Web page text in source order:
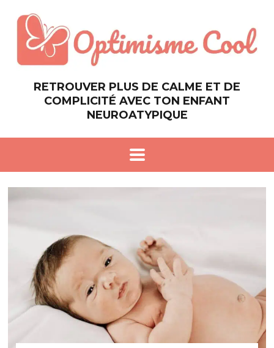
RETROUVER PLUS DE CALME ET DE
COMPLICITÉ AVEC TON ENFANT
NEUROATYPIQUE